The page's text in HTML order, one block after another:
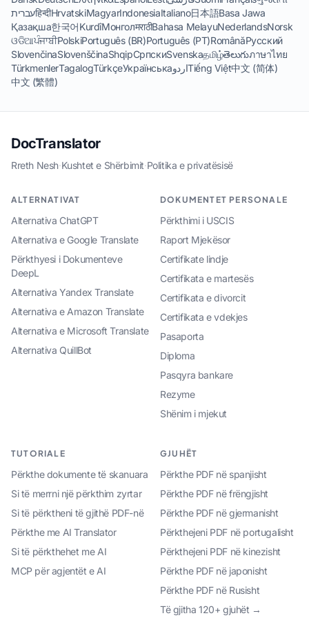
עבריתहिन्दीHrvatskiMagyarIndonesiaItaliano日本語Basa Jawa
Қазақша한국어KurdîМонголमराठीBahasa MelayuNederlandsNorsk
ଓଡିଆਪੰਜਾਬੀPolskiPortuguês (BR)Português (PT)RomânăРусский
SlovenčinaSlovenščinaShqipСрпскиSvenskaதமிழ்తెలుగుภาษาไทย
TürkmenlerTagalogTürkçeУкраїнськаاردوTiếng Việt中文 (简体)
中文 (繁體)
DocTranslator
Rreth Nesh·Kushtet e Shërbimit·Politika e privatësisë
ALTERNATIVAT
Alternativa ChatGPT
Alternativa e Google Translate
Përkthyesi i Dokumenteve
DeepL
Alternativa Yandex Translate
Alternativa e Amazon Translate
Alternativa e Microsoft Translate
Alternativa QuillBot
DOKUMENTET PERSONALE
Përkthimi i USCIS
Raport Mjekësor
Certifikate lindje
Certifikata e martesës
Certifikata e divorcit
Certifikata e vdekjes
Pasaporta
Diploma
Pasqyra bankare
Rezyme
Shënim i mjekut
TUTORIALE
Përkthe dokumente të skanuara
Si të merrni një përkthim zyrtar
Si të përktheni të gjithë PDF-në
Përkthe me AI Translator
Si të përkthehet me AI
MCP për agjentët e AI
GJUHËT
Përkthe PDF në spanjisht
Përkthe PDF në frëngjisht
Përkthe PDF në gjermanisht
Përkthejeni PDF në portugalisht
Përkthejeni PDF në kinezisht
Përkthe PDF në japonisht
Përkthe PDF në Rusisht
Të gjitha 120+ gjuhët →